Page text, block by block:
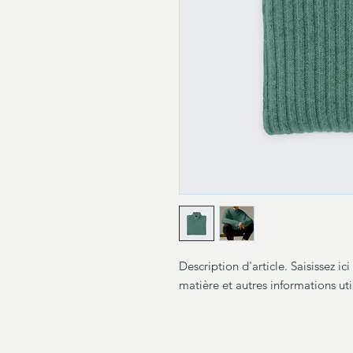
Description d'article. Saisissez
matière et autres informations